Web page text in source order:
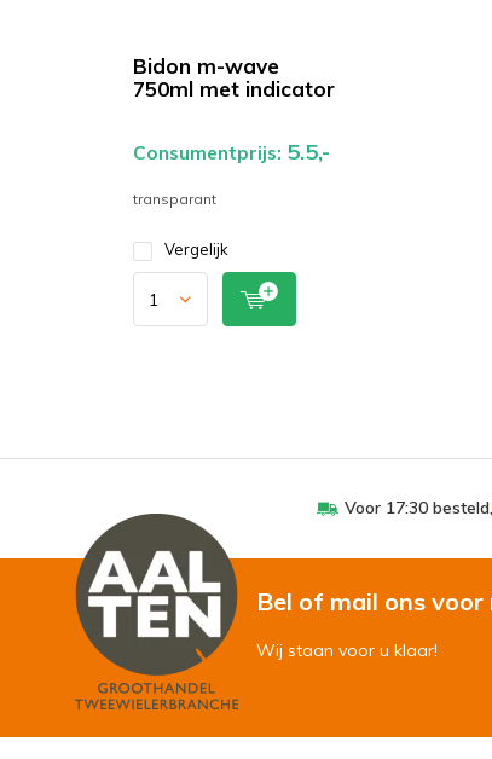
Bidon m-wave
750ml met indicator
Consumentprijs: 5.5,-
transparant
Vergelijk
Voor 17:30 besteld,
Bel of mail ons
Wij staan voor u klaar!